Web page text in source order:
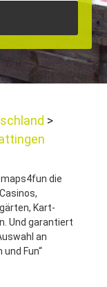
maps4fun die
Kart-
Und garantiert
an
Fun“